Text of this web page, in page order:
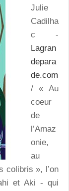
Julie
Cadilha
c -
Lagran
depara
de.com
/ « Au
coeur
de
l’Amaz
onie,
au
colibris », l’on
et Aki - qui